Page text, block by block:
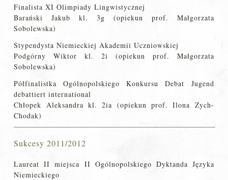
Finalista XI Olimpiady Lingwistycznej
Barański Jakub kl. 3g (opiekun prof. Małgorzata
Sobolewska)
Stypendysta Niemieckiej Akademii Uczniowskiej
Podgórny Wiktor kl. 2i (opiekun prof. Małgorzata
Sobolewska)
Półfinalistka Ogólnopolskiego Konkursu Debat Jugend
debattiert international
Chłopek Aleksandra kl. 2ia (opiekun prof. Ilona Zych-
Chodak)
Sukcesy 2011/2012
Laureat II miejsca II Ogólnopolskiego Dyktanda Języka
Niemieckiego